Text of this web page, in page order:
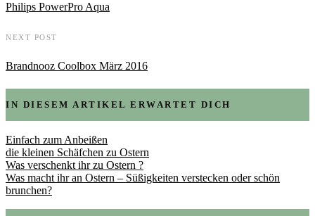
Philips PowerPro Aqua
NEXT POST
Brandnooz Coolbox März 2016
IN DIESEM ARTIKEL ERWARTET DICH
Einfach zum Anbeißen
die kleinen Schäfchen zu Ostern
Was verschenkt ihr zu Ostern ?
Was macht ihr an Ostern – Süßigkeiten verstecken oder schön
brunchen?